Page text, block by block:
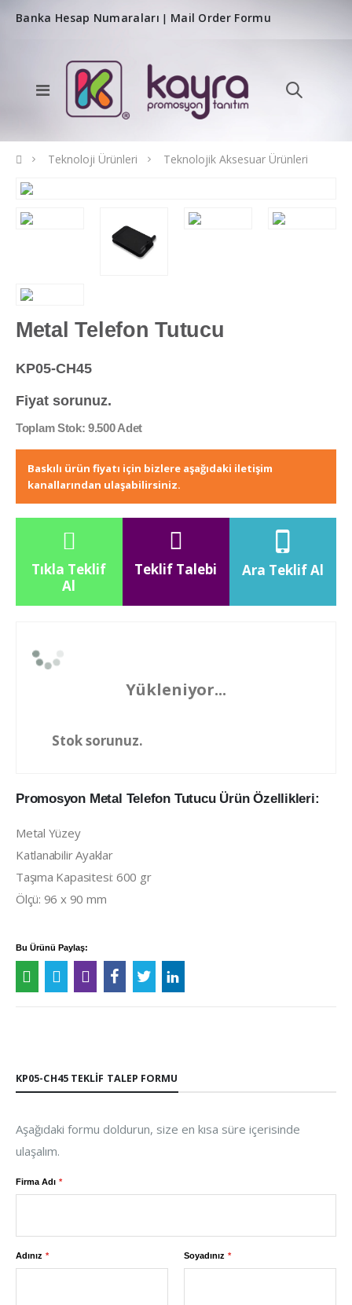
Banka Hesap Numaraları | Mail Order Formu
Teknoloji Ürünleri Teknolojik Aksesuar Ürünleri
Metal Telefon Tutucu
KP05-CH45
Fiyat sorunuz.
Toplam Stok: 9.500 Adet
Baskılı ürün fiyatı için bizlere aşağıdaki iletişim
kanallarından ulaşabilirsiniz.
Tıkla Teklif
Al
Teklif Talebi Ara Teklif Al
Yükleniyor...
Stok sorunuz.
Promosyon Metal Telefon Tutucu Ürün Özellikleri:
Metal Yüzey
Katlanabilir Ayaklar
Taşıma Kapasitesi: 600 gr
Ölçü: 96 x 90 mm
Bu Ürünü Paylaş:
KP05-CH45 TEKLIF TALEP FORMU
Aşağıdaki formu doldurun, size en kısa süre içerisinde
ulaşalım.
Firma Adı
Adınız Soyadınız